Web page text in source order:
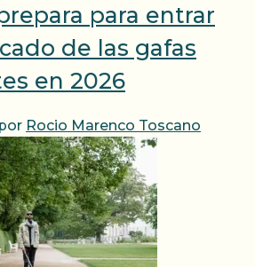
para entrar
de las gafas
en 2026
Rocio Marenco Toscano